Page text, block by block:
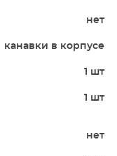
нет
канавки в корпусе
1 шт
1 шт
нет